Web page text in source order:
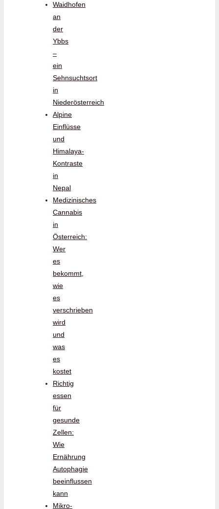
Waidhofen
an
der
Ybbs
–
ein
Sehnsuchtsort
in
Niederösterreich
Alpine
Einflüsse
und
Himalaya-
Kontraste
in
Nepal
Medizinisches
Cannabis
in
Österreich:
Wer
es
bekommt,
wie
es
verschrieben
wird
und
was
es
kostet
Richtig
essen
für
gesunde
Zellen:
Wie
Ernährung
Autophagie
beeinflussen
kann
Mikro-